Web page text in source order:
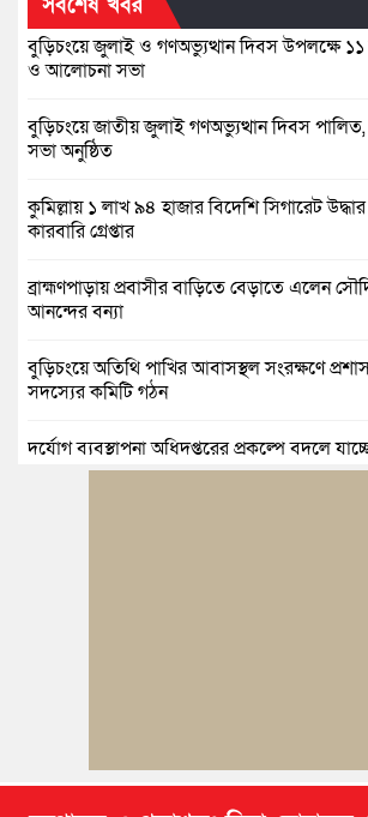
বুড়িচংয়ে জুলাই ও গণঅভ্যুত্থান দিবস উপলক্ষে ১১
ও আলোচনা সভা
বুড়িচংয়ে জাতীয় জুলাই গণঅভ্যুত্থান দিবস
সভা অনুষ্ঠিত
কুমিল্লায় ১ লাখ ৯৪ হাজার বিদেশি সিগারেট
কারবারি গ্রেপ্তার
ব্রাহ্মণপাড়ায় প্রবাসীর বাড়িতে বেড়াতে এলেন
আনন্দের বন্যা
বুড়িচংয়ে অতিথি পাখির আবাসস্থল সংরক্ষণে
সদস্যের কমিটি গঠন
দুর্যোগ ব্যবস্থাপনা অধিদপ্তরের প্রকল্পে বদলে